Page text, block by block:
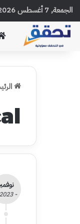
الجمعة, 7 أغسطس 2026
- 2023 -